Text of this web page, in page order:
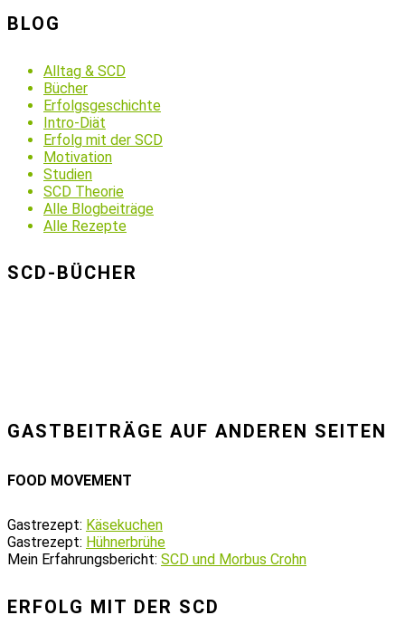
BLOG
Alltag & SCD
Bücher
Erfolgsgeschichte
Intro-Diät
Erfolg mit der SCD
Motivation
Studien
SCD Theorie
Alle Blogbeiträge
Alle Rezepte
SCD-BÜCHER
GASTBEITRÄGE AUF ANDEREN SEITEN
FOOD MOVEMENT
Gastrezept: Käsekuchen
Gastrezept: Hühnerbrühe
Mein Erfahrungsbericht: SCD und Morbus Crohn
ERFOLG MIT DER SCD